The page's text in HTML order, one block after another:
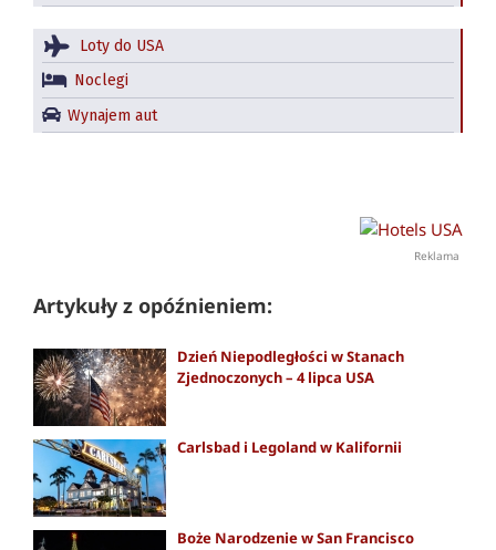
Loty do USA
Noclegi
Wynajem aut
Reklama
Artykuły z opóźnieniem:
Dzień Niepodległości w Stanach
Zjednoczonych – 4 lipca USA
Carlsbad i Legoland w Kalifornii
Boże Narodzenie w San Francisco